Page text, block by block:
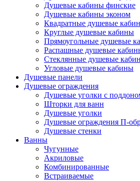
Душевые кабины финские
Душевые кабины эконом
Квадратные душевые
Круглые душевые кабины
Прямоугольные душевые
Распашные душевые
Стеклянные душевые
Угловые душевые кабины
Душевые панели
Душевые ограждения
Душевые уголки с
Шторки для ванн
Душевые уголки
Душевые ограждения П-
Душевые стенки
Ванны
Чугунные
Акриловые
Комбинированные
Встраиваемые